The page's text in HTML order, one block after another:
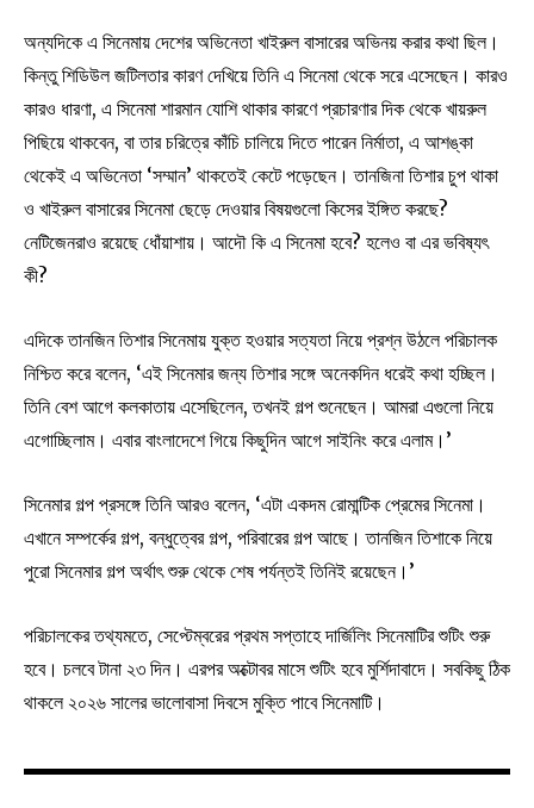
অন্যদিকে এ সিনেমায় দেশের অভিনেতা খাইরুল বাসারের অভিনয় করার কথা ছিল।
কিন্তু শিডিউল জটিলতার কারণ দেখিয়ে তিনি এ সিনেমা থেকে সরে এসেছেন। কারও
কারও ধারণা, এ সিনেমা শারমান যোশি থাকার কারণে প্রচারণার দিক থেকে খায়রুল
পিছিয়ে থাকবেন, বা তার চরিত্রে কাঁচি চালিয়ে দিতে পারেন নির্মাতা, এ আশঙ্কা
থেকেই এ অভিনেতা ‘সম্মান’ থাকতেই কেটে পড়েছেন। তানজিনা তিশার চুপ থাকা
ও খাইরুল বাসারের সিনেমা ছেড়ে দেওয়ার বিষয়গুলো কিসের ইঙ্গিত করছে?
নেটিজেনরাও রয়েছে ধোঁয়াশায়। আদৌ কি এ সিনেমা হবে? হলেও বা এর ভবিষ্যৎ
কী?
এদিকে তানজিন তিশার সিনেমায় যুক্ত হওয়ার সত্যতা নিয়ে প্রশ্ন উঠলে পরিচালক
নিশ্চিত করে বলেন, ‘এই সিনেমার জন্য তিশার সঙ্গে অনেকদিন ধরেই কথা হচ্ছিল।
তিনি বেশ আগে কলকাতায় এসেছিলেন, তখনই গল্প শুনেছেন। আমরা এগুলো নিয়ে
এগোচ্ছিলাম। এবার বাংলাদেশে গিয়ে কিছুদিন আগে সাইনিং করে এলাম।’
সিনেমার গল্প প্রসঙ্গে তিনি আরও বলেন, ‘এটা একদম রোমান্টিক প্রেমের সিনেমা।
এখানে সম্পর্কের গল্প, বন্ধুত্বের গল্প, পরিবারের গল্প আছে। তানজিন তিশাকে নিয়ে
পুরো সিনেমার গল্প অর্থাৎ শুরু থেকে শেষ পর্যন্তই তিনিই রয়েছেন।’
পরিচালকের তথ্যমতে, সেপ্টেম্বরের প্রথম সপ্তাহে দার্জিলিং সিনেমাটির শুটিং শুরু
হবে। চলবে টানা ২৩ দিন। এরপর অক্টোবর মাসে শুটিং হবে মুর্শিদাবাদে। সবকিছু ঠিক
থাকলে ২০২৬ সালের ভালোবাসা দিবসে মুক্তি পাবে সিনেমাটি।